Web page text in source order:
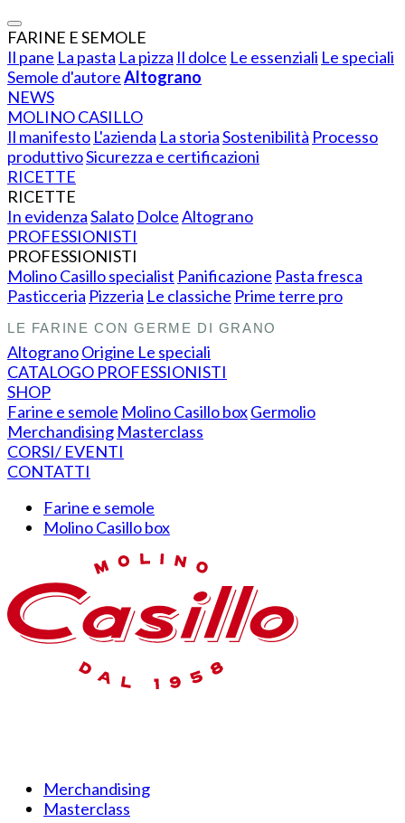
FARINE E SEMOLE
Il pane La pasta La pizza Il dolce Le essenziali Le speciali
Semole d'autoreAltograno
NEWS
MOLINO CASILLO
Il manifesto L'azienda La storiaSostenibilità Processo
produttivoSicurezza e certificazioni
RICETTE
RICETTE
In evidenzaSalato DolceAltograno
PROFESSIONISTI
PROFESSIONISTI
Molino Casillo specialist Panificazione Pasta fresca
Pasticceria Pizzeria Le classiche Prime terre pro
LE FARINE CON GERME DI GRANO
AltogranoOrigine Le speciali
CATALOGO PROFESSIONISTI
SHOP
Farine e semole Molino Casillo boxGermolio
Merchandising Masterclass
CORSI/ EVENTI
CONTATTI
Farine e semole
Molino Casillo box
Merchandising
Masterclass